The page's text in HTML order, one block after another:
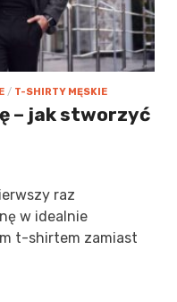
/ T-SHIRTY MĘSKIE
– jak stworzyć
raz
w idealnie
t-shirtem zamiast